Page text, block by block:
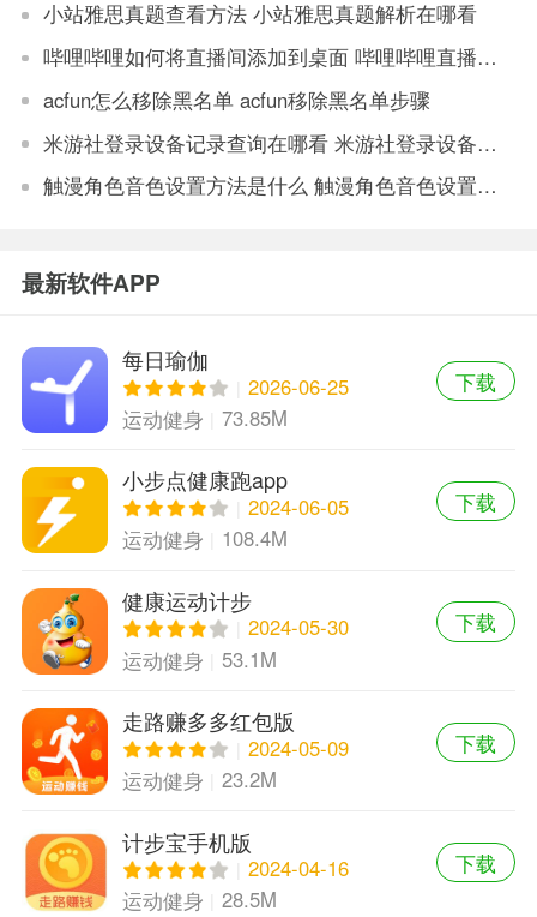
小站雅思真题查看方法 小站雅思真题解析在哪看
哔哩哔哩如何将直播间添加到桌面 哔哩哔哩直播间添加到桌面的步骤
acfun怎么移除黑名单 acfun移除黑名单步骤
米游社登录设备记录查询在哪看 米游社登录设备记录查询方法
触漫角色音色设置方法是什么 触漫角色音色设置教程
最新软件APP
每日瑜伽
2026-06-25
运动健身
73.85M
下载
小步点健康跑app
2024-06-05
运动健身
108.4M
下载
健康运动计步
2024-05-30
运动健身
53.1M
下载
走路赚多多红包版
2024-05-09
运动健身
23.2M
下载
计步宝手机版
2024-04-16
运动健身
28.5M
下载